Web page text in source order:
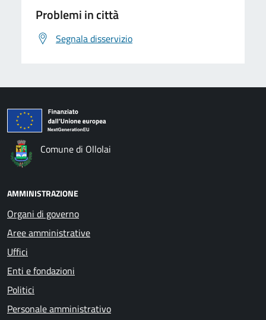
Problemi in città
Segnala disservizio
Comune di Ollolai
AMMINISTRAZIONE
Organi di governo
Aree amministrative
Uffici
Enti e fondazioni
Politici
Personale amministrativo